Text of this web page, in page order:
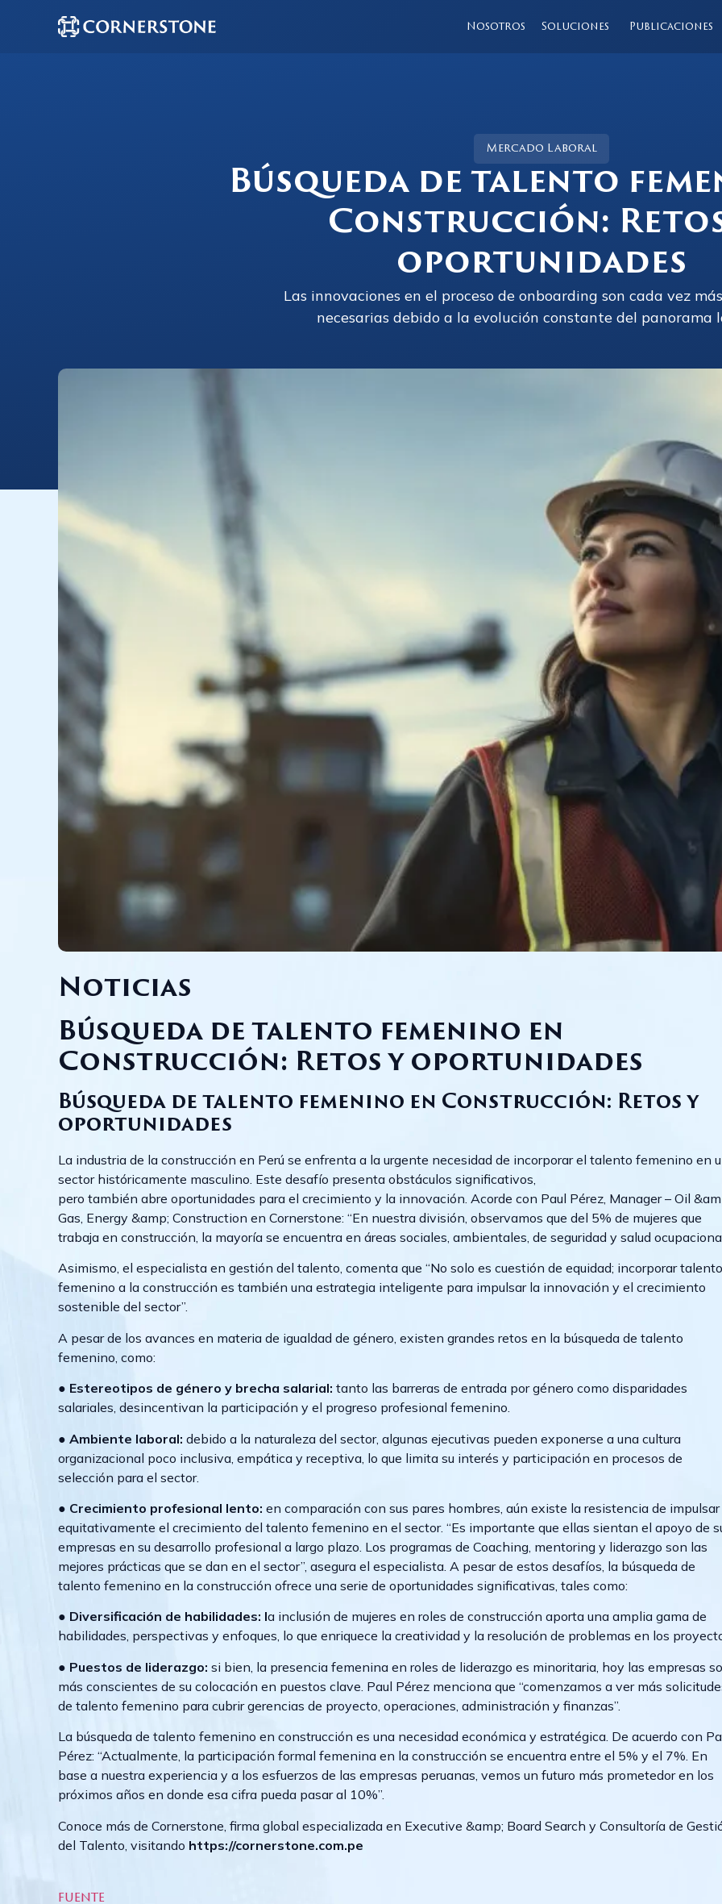
Nosotros Soluciones Publicaciones
Mercado Laboral
Búsqueda de talento
Construcción:
oportunidades
Las innovaciones en el proceso de onboarding son cada vez
necesarias debido a la evolución constante del panorama
Noticias
Búsqueda de talento femenino en
Construcción: Retos y oportunidades
Búsqueda de talento femenino en Construcción: Retos y
oportunidades
La industria de la construcción en Perú se enfrenta a la urgente necesidad de incorporar el talento femenino en
sector históricamente masculino. Este desafío presenta obstáculos significativos,
pero también abre oportunidades para el crecimiento y la innovación. Acorde con Paul Pérez, Manager – Oil
Gas, Energy &amp; Construction en Cornerstone: “En nuestra división, observamos que del 5% de mujeres que
trabaja en construcción, la mayoría se encuentra en áreas sociales, ambientales, de seguridad y salud
Asimismo, el especialista en gestión del talento, comenta que “No solo es cuestión de equidad; incorporar talento
femenino a la construcción es también una estrategia inteligente para impulsar la innovación y el crecimiento
sostenible del sector”.
A pesar de los avances en materia de igualdad de género, existen grandes retos en la búsqueda de talento
femenino, como:
● Estereotipos de género y brecha salarial: tanto las barreras de entrada por género como disparidades
salariales, desincentivan la participación y el progreso profesional femenino.
● Ambiente laboral: debido a la naturaleza del sector, algunas ejecutivas pueden exponerse a una cultura
organizacional poco inclusiva, empática y receptiva, lo que limita su interés y participación en procesos de
selección para el sector.
● Crecimiento profesional lento: en comparación con sus pares hombres, aún existe la resistencia de impulsar
equitativamente el crecimiento del talento femenino en el sector. “Es importante que ellas sientan el apoyo de
empresas en su desarrollo profesional a largo plazo. Los programas de Coaching, mentoring y liderazgo son las
mejores prácticas que se dan en el sector”, asegura el especialista. A pesar de estos desafíos, la búsqueda de
talento femenino en la construcción ofrece una serie de oportunidades significativas, tales como:
● Diversificación de habilidades: la inclusión de mujeres en roles de construcción aporta una amplia gama de
habilidades, perspectivas y enfoques, lo que enriquece la creatividad y la resolución de problemas en los
● Puestos de liderazgo: si bien, la presencia femenina en roles de liderazgo es minoritaria, hoy las empresas
más conscientes de su colocación en puestos clave. Paul Pérez menciona que “comenzamos a ver más
de talento femenino para cubrir gerencias de proyecto, operaciones, administración y finanzas”.
La búsqueda de talento femenino en construcción es una necesidad económica y estratégica. De acuerdo con
Pérez: “Actualmente, la participación formal femenina en la construcción se encuentra entre el 5% y el 7%. En
base a nuestra experiencia y a los esfuerzos de las empresas peruanas, vemos un futuro más prometedor en los
próximos años en donde esa cifra pueda pasar al 10%”.
Conoce más de Cornerstone, firma global especializada en Executive &amp; Board Search y Consultoría de
del Talento, visitando https://cornerstone.com.pe
fuente